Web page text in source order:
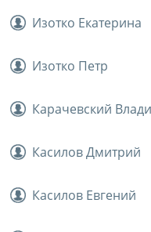
Изотко Екатерина
Изотко Петр
Карачевский
Касилов Дмитрий
Касилов Евгений